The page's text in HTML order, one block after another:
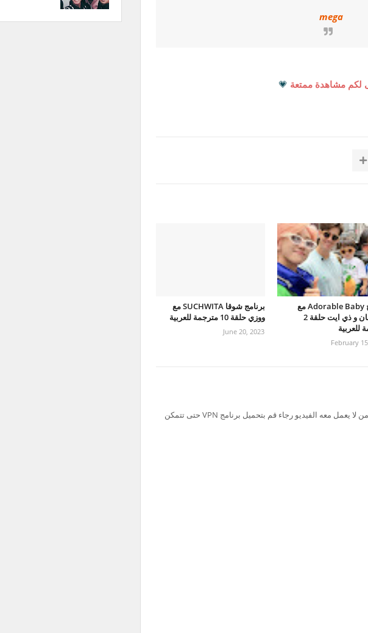
mega
لكم مشاهدة ممتعة 💗
برنامج Adorable Baby مع
جونقهان و ذي ايت حلقة 2
للعربية
February
برنامج شوقا SUCHWITA مع
ووزي حلقة 10 مترجمة للعربية
June 20, 2023
تم حظر سيرفر Ok.ru في السعودية لذلك من لا يعمل معه الفيديو رجاء قم بتحميل برنامج VPN حتى تتمكن